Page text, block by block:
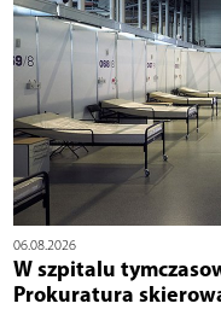
06.08.2026
W szpitalu
Prokuratura